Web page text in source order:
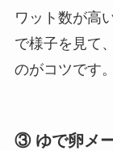
ワット数が高
で様子を見て
のがコツです。
③ ゆで卵メ